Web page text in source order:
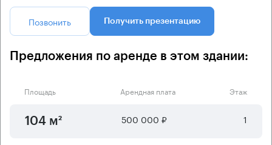
Позвонить Получить презентацию
Предложения по аренде в этом здании:
Площадь Арендная плата Этаж
104 м² 500 000 ₽ 1